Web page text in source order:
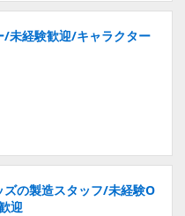
/未経験歓迎/キャラクター
ズの製造スタッフ/未経験O
迎